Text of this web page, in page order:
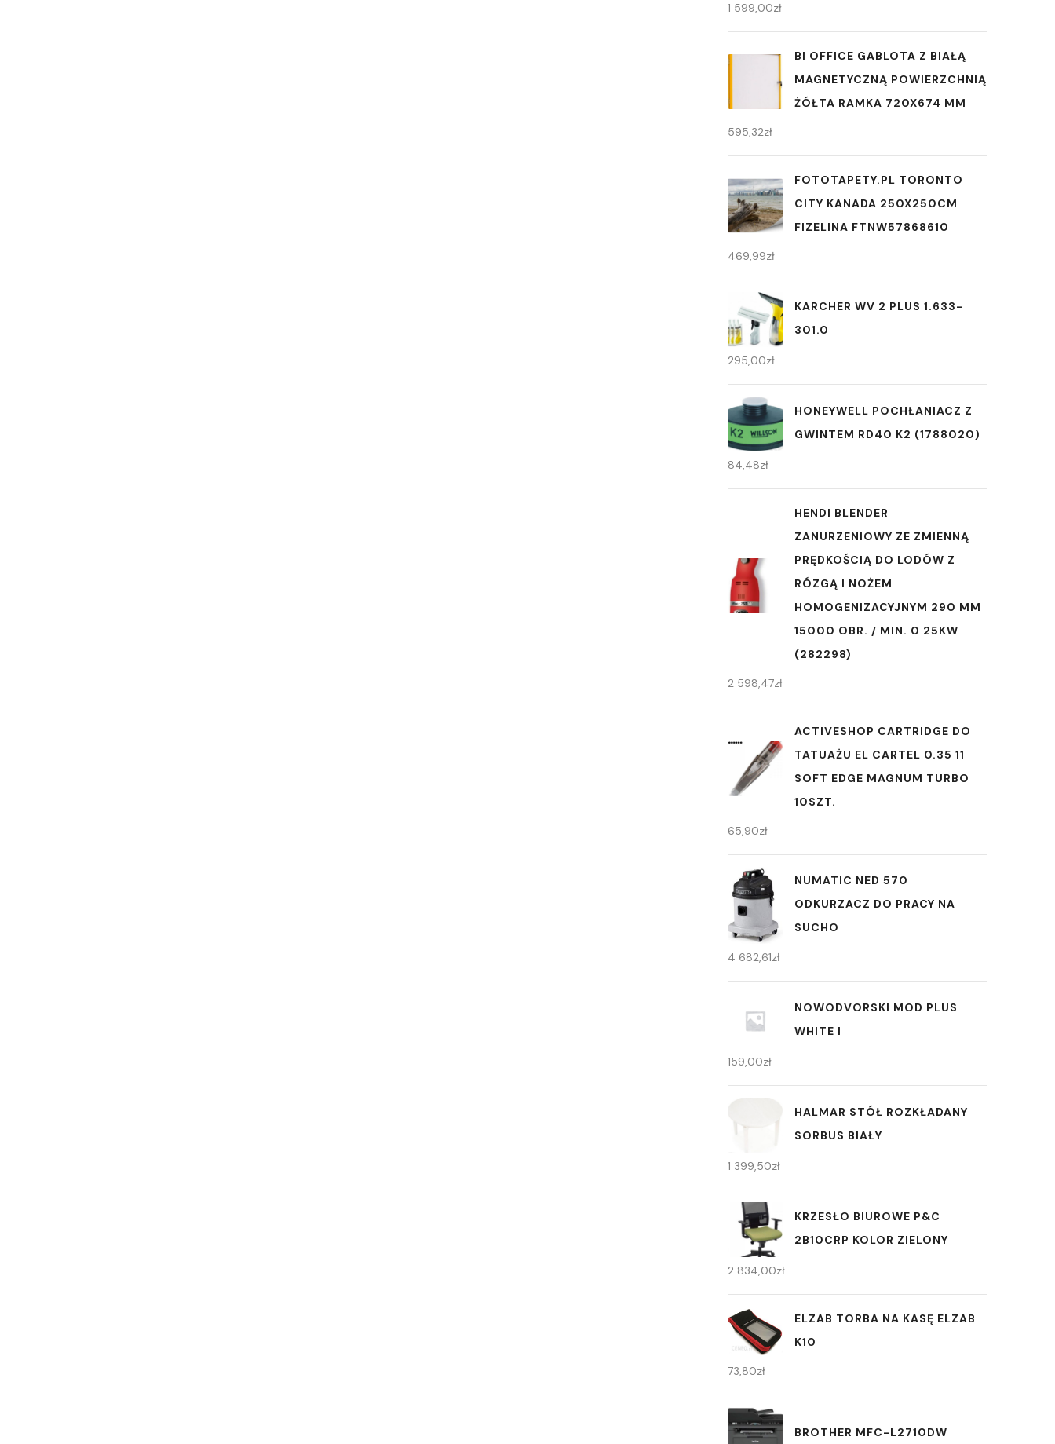
1 599,00zł
BI OFFICE GABLOTA Z BIAŁĄ
MAGNETYCZNĄ POWIERZCHNIĄ
ŻÓŁTA RAMKA 720X674 MM
595,32zł
FOTOTAPETY.PL TORONTO
CITY KANADA 250X250CM
FIZELINA FTNW57868610
469,99zł
KARCHER WV 2 PLUS 1.633-
301.0
295,00zł
HONEYWELL POCHŁANIACZ Z
GWINTEM RD40 K2 (1788020)
84,48zł
HENDI BLENDER
ZANURZENIOWY ZE ZMIENNĄ
PRĘDKOŚCIĄ DO LODÓW Z
RÓZGĄ I NOŻEM
HOMOGENIZACYJNYM 290 MM
15000 OBR. / MIN. 0 25KW
(282298)
2 598,47zł
ACTIVESHOP CARTRIDGE DO
TATUAŻU EL CARTEL 0.35 11
SOFT EDGE MAGNUM TURBO
10SZT.
65,90zł
NUMATIC NED 570
ODKURZACZ DO PRACY NA
SUCHO
4 682,61zł
NOWODVORSKI MOD PLUS
WHITE I
159,00zł
HALMAR STÓŁ ROZKŁADANY
SORBUS BIAŁY
1 399,50zł
KRZESŁO BIUROWE P&C
2B10CRP KOLOR ZIELONY
2 834,00zł
ELZAB TORBA NA KASĘ ELZAB
K10
73,80zł
BROTHER MFC-L2710DW